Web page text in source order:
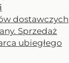
dostawczych
Sprzedaż
ubiegłego